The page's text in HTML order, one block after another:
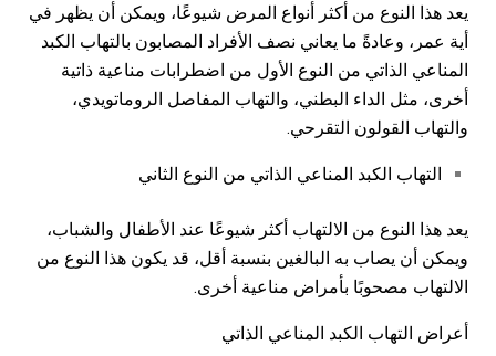
يعد هذا النوع من أكثر أنواع المرض شيوعًا، ويمكن أن يظهر في
أية عمر، وعادةً ما يعاني نصف الأفراد المصابون بالتهاب الكبد
المناعي الذاتي من النوع الأول من اضطرابات مناعية ذاتية
أخرى، مثل الداء البطني، والتهاب المفاصل الروماتويدي،
والتهاب القولون التقرحي.
التهاب الكبد المناعي الذاتي من النوع الثاني
يعد هذا النوع من الالتهاب أكثر شيوعًا عند الأطفال والشباب،
ويمكن أن يصاب به البالغين بنسبة أقل، قد يكون هذا النوع من
الالتهاب مصحوبًا بأمراض مناعية أخرى.
أعراض التهاب الكبد المناعي الذاتي